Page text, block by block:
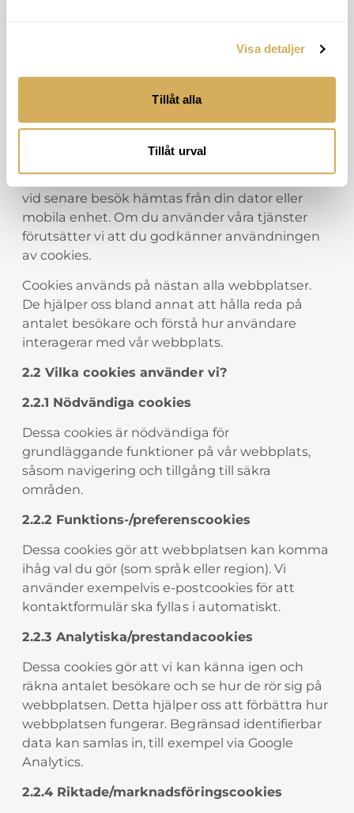
Visa detaljer
Tillåt alla
Tillåt urval
Integritetsskyddsmyndigheten (IMY) eller
Användning av cookies
2.1. Hur använder vi cookies?
En cookie är en liten textfil som sparas på och
vid senare besök hämtas från din dator eller
mobila enhet. Om du använder våra tjänster
förutsätter vi att du godkänner användningen
av cookies.
Cookies används på nästan alla webbplatser.
De hjälper oss bland annat att hålla reda på
antalet besökare och förstå hur användare
interagerar med vår webbplats.
2.2 Vilka cookies använder vi?
2.2.1 Nödvändiga cookies
Dessa cookies är nödvändiga för
grundläggande funktioner på vår webbplats,
såsom navigering och tillgång till säkra
områden.
2.2.2 Funktions-/preferenscookies
Dessa cookies gör att webbplatsen kan komma
ihåg val du gör (som språk eller region). Vi
använder exempelvis e-postcookies för att
kontaktformulär ska fyllas i automatiskt.
2.2.3 Analytiska/prestandacookies
Dessa cookies gör att vi kan känna igen och
räkna antalet besökare och se hur de rör sig på
webbplatsen. Detta hjälper oss att förbättra hur
webbplatsen fungerar. Begränsad identifierbar
data kan samlas in, till exempel via Google
Analytics.
2.2.4 Riktade/marknadsföringscookies